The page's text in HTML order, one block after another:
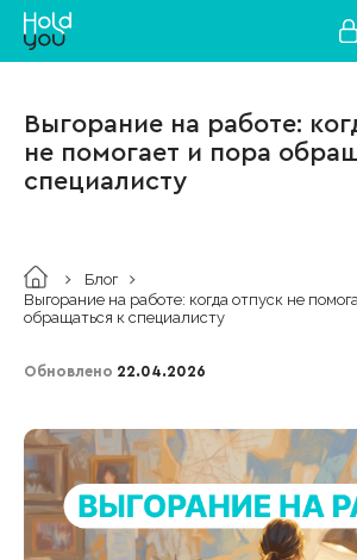
Выгорание на работе:
не помогает и пора
специалисту
Блог
Выгорание на работе: когда отпуск не
обращаться к специалисту
Обновлено 22.04.2026